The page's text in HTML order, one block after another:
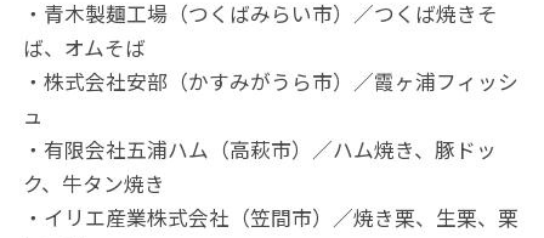
・青木製麺工場（つくばみらい市）／つくば焼きそ
ば、オムそば
・株式会社安部（かすみがうら市）／霞ヶ浦フィッシ
ュ
・有限会社五浦ハム（高萩市）／ハム焼き、豚ドッ
ク、牛タン焼き
・イリエ産業株式会社（笠間市）／焼き栗、生栗、栗